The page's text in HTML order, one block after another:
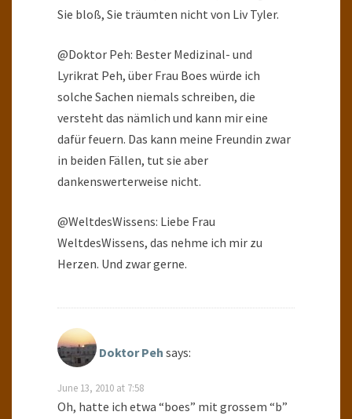
Sie bloß, Sie träumten nicht von Liv Tyler.
@Doktor Peh: Bester Medizinal- und
Lyrikrat Peh, über Frau Boes würde ich
solche Sachen niemals schreiben, die
versteht das nämlich und kann mir eine
dafür feuern. Das kann meine Freundin zwar
in beiden Fällen, tut sie aber
dankenswerterweise nicht.
@WeltdesWissens: Liebe Frau
WeltdesWissens, das nehme ich mir zu
Herzen. Und zwar gerne.
Doktor Peh says:
June 13, 2010 at 7:58
Oh, hatte ich etwa “boes” mit grossem “b”